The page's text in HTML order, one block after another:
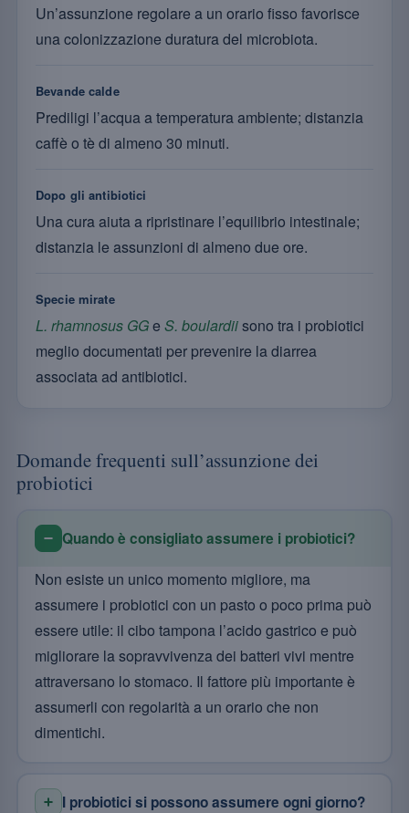
Un’assunzione regolare a un orario fisso favorisce
una colonizzazione duratura del microbiota.
Bevande calde
Prediligi l’acqua a temperatura ambiente; distanzia
caffè o tè di almeno 30 minuti.
Dopo gli antibiotici
Una cura aiuta a ripristinare l’equilibrio intestinale;
distanzia le assunzioni di almeno due ore.
Specie mirate
L. rhamnosus GGe S. boulardiisono tra i probiotici
meglio documentati per prevenire la diarrea
associata ad antibiotici.
Domande frequenti sull’assunzione dei
probiotici
Quando è consigliato assumere i probiotici?
Non esiste un unico momento migliore, ma
assumere i probiotici con un pasto o poco prima può
essere utile: il cibo tampona l’acido gastrico e può
migliorare la sopravvivenza dei batteri vivi mentre
attraversano lo stomaco. Il fattore più importante è
assumerli con regolarità a un orario che non
dimentichi.
I probiotici si possono assumere ogni giorno?